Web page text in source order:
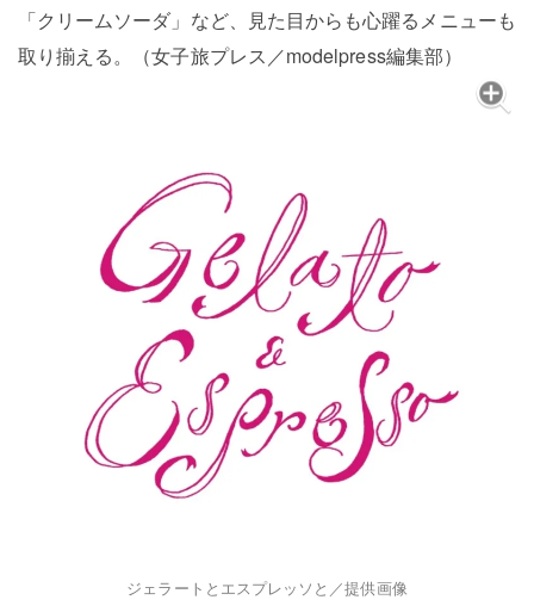
「クリームソーダ」など、見た目からも心躍るメニューも
取り揃える。（女子旅プレス／modelpress編集部）
ジェラートとエスプレッソと／提供画像